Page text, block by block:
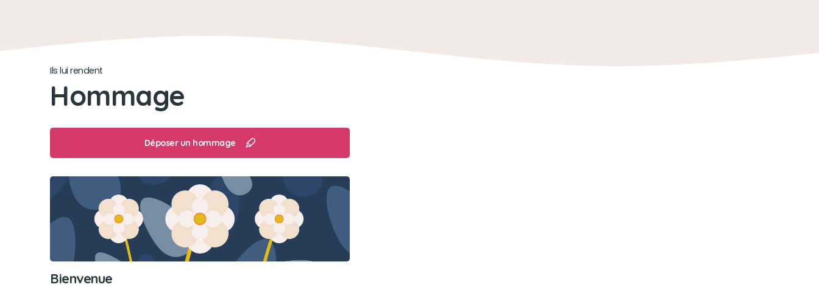
Ils lui rendent
Hommage
Déposer un hommage
Bienvenue